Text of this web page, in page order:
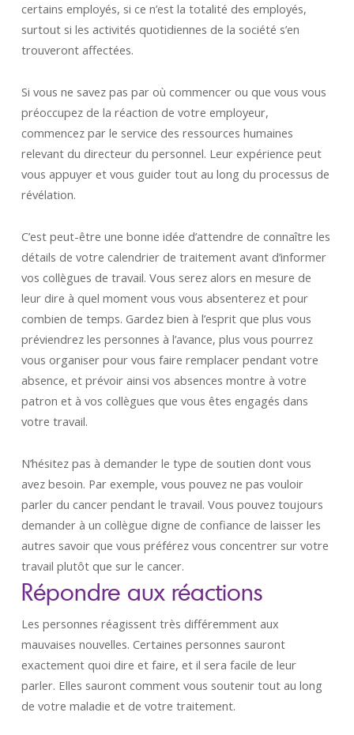
certains employés, si ce n’est la totalité des employés,
surtout si les activités quotidiennes de la société s’en
trouveront affectées.
Si vous ne savez pas par où commencer ou que vous vous
préoccupez de la réaction de votre employeur,
commencez par le service des ressources humaines
relevant du directeur du personnel. Leur expérience peut
vous appuyer et vous guider tout au long du processus de
révélation.
C’est peut-être une bonne idée d’attendre de connaître les
détails de votre calendrier de traitement avant d’informer
vos collègues de travail. Vous serez alors en mesure de
leur dire à quel moment vous vous absenterez et pour
combien de temps. Gardez bien à l’esprit que plus vous
préviendrez les personnes à l’avance, plus vous pourrez
vous organiser pour vous faire remplacer pendant votre
absence, et prévoir ainsi vos absences montre à votre
patron et à vos collègues que vous êtes engagés dans
votre travail.
N’hésitez pas à demander le type de soutien dont vous
avez besoin. Par exemple, vous pouvez ne pas vouloir
parler du cancer pendant le travail. Vous pouvez toujours
demander à un collègue digne de confiance de laisser les
autres savoir que vous préférez vous concentrer sur votre
travail plutôt que sur le cancer.
Répondre aux réactions
Les personnes réagissent très différemment aux
mauvaises nouvelles. Certaines personnes sauront
exactement quoi dire et faire, et il sera facile de leur
parler. Elles sauront comment vous soutenir tout au long
de votre maladie et de votre traitement.